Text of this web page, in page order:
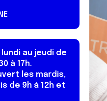
au jeudi de
à 17h.
les mardis,
de 9h à 12h et